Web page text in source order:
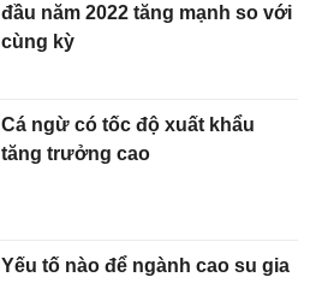
đầu năm 2022 tăng mạnh so với
cùng kỳ
Cá ngừ có tốc độ xuất khẩu
tăng trưởng cao
Yếu tố nào để ngành cao su gia